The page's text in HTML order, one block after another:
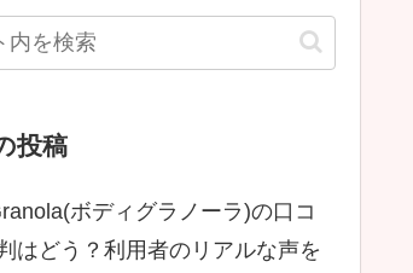
投稿
ボディグラノーラ)の口コ
はどう？利用者のリアルな声を